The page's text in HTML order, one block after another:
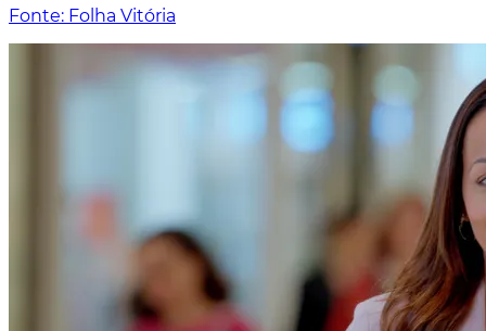
Fonte: Folha Vitória